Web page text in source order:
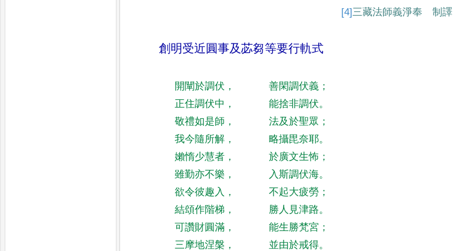
[4]三藏法師義淨奉 制譯
創明受近圓事及苾芻等要行軌式
開闡於調伏 ， 善閑調伏義 ；
正住調伏中 ， 能捨非調伏。
敬禮如是師 ， 法及於聖眾 ；
我今隨所解 ， 略攝毘奈耶。
嬾惰少慧者 ， 於廣文生怖 ；
雖勤亦不樂 ， 入斯調伏海。
欲令彼趣入 ， 不起大疲勞 ；
結頌作階梯 ， 勝人見津路。
可讚財圓滿 ， 能生勝梵宮 ；
三摩地涅槃 ， 並由於戒得。